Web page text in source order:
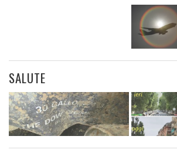
SALUTE